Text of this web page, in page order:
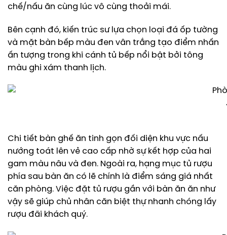
chế/nấu ăn cùng lúc vô cùng thoải mái.
Bên cạnh đó, kiến trúc sư lựa chọn loại đá ốp tường
và mặt bàn bếp màu đen vân trắng tạo điểm nhấn
ấn tượng trong khi cánh tủ bếp nổi bật bởi tông
màu ghi xám thanh lịch.
Chi tiết bàn ghế ăn tinh gọn đối diện khu vực nấu
nướng toát lên vẻ cao cấp nhờ sự kết hợp của hai
gam màu nâu và đen. Ngoài ra, hạng mục tủ rượu
phía sau bàn ăn có lẽ chính là điểm sáng giá nhất
căn phòng. Việc đặt tủ rượu gần với bàn ăn ăn như
vậy sẽ giúp chủ nhân căn biệt thự nhanh chóng lấy
rượu đãi khách quý.